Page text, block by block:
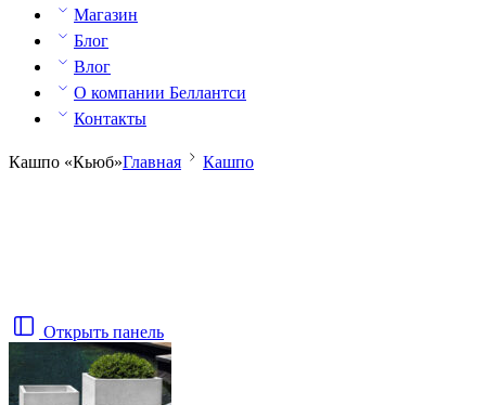
Магазин
Блог
Влог
О компании Беллантси
Контакты
Кашпо «Кьюб»Главная Кашпо
Открыть панель